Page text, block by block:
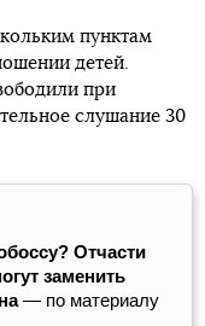
пунктам
детей.
при
слушание 30
Отчасти
заменить
— по материалу